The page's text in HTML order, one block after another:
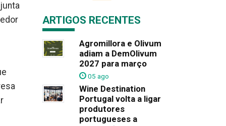
ARTIGOS RECENTES
Agromillora e Olivum
adiam a DemOlivum
2027 para março
05 ago
Wine Destination
Portugal volta a ligar
produtores
portugueses a